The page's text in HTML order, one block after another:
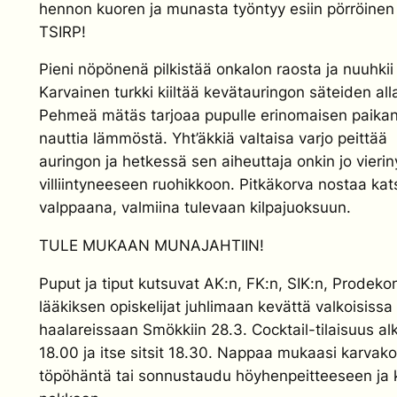
hennon kuoren ja munasta työntyy esiin
TSIRP!
Pieni nöpönenä pilkistää onkalon raosta ja
Karvainen turkki kiiltää kevätauringon säteiden
Pehmeä mätäs tarjoaa pupulle erinomaisen
nauttia lämmöstä. Yht’äkkiä valtaisa varjo peittää
auringon ja hetkessä sen aiheuttaja onkin jo
villiintyneeseen ruohikkoon. Pitkäkorva nostaa
valppaana, valmiina tulevaan kilpajuoksuun.
TULE MUKAAN MUNAJAHTIIN!
Puput ja tiput kutsuvat AK:n, FK:n, SIK:n,
lääkiksen opiskelijat juhlimaan kevättä valkoisissa
haalareissaan Smökkiin 28.3. Cocktail-tilaisuus
18.00 ja itse sitsit 18.30. Nappaa mukaasi
töpöhäntä tai sonnustaudu höyhenpeitteeseen ja